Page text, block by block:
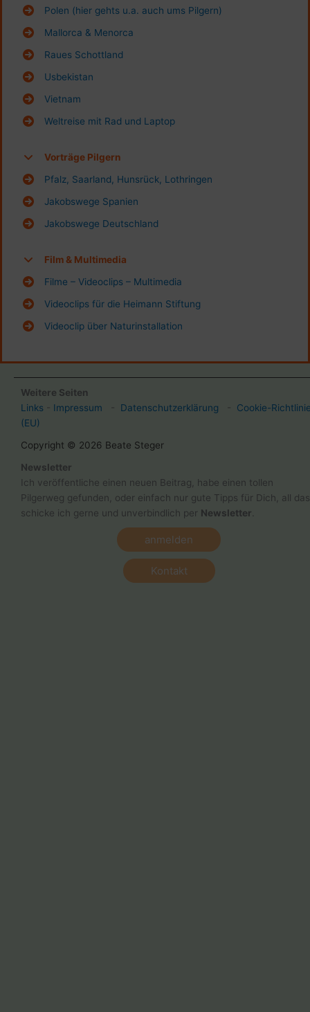
Polen (hier gehts u.a. auch ums Pilgern)
Mallorca & Menorca
Raues Schottland
Usbekistan
Vietnam
Weltreise mit Rad und Laptop
Vorträge Pilgern
Pfalz, Saarland, Hunsrück, Lothringen
Jakobswege Spanien
Jakobswege Deutschland
Film & Multimedia
Filme – Videoclips – Multimedia
Videoclips für die Heimann Stiftung
Videoclip über Naturinstallation
Weitere Seiten
Links
Impressum Datenschutzerklärung
Cookie-
(EU)
Copyright © 2026 Beate Steger
Newsletter
Ich veröffentliche einen neuen Beitrag, habe einen tollen
Pilgerweg gefunden, oder einfach nur gute Tipps für Dich, all das
schicke ich gerne und unverbindlich per Newsletter.
anmelden
Kontakt